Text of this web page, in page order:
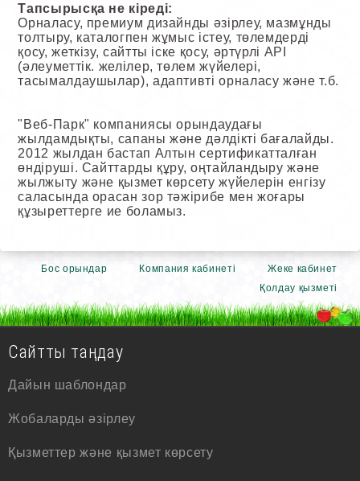
Тапсырысқа не кіреді:
Орналасу, премиум дизайнды әзірлеу, мазмұнды
толтыру, каталогпен жұмыс істеу, төлемдерді
қосу, жеткізу, сайтты іске қосу, әртүрлі API
(әлеуметтік. желілер, төлем жүйелері,
тасымалдаушылар), адаптивті орналасу және т.б.
"Веб-Парк" компаниясы орындаудағы
жылдамдықты, сапаны және дәлдікті бағалайды.
2012 жылдан бастап Алтын сертификатталған
өндіруші. Сайттарды құру, оңтайландыру және
жылжыту және қызмет көрсету жүйелерін енгізу
саласында орасан зор тәжірибе мен жоғары
құзыреттерге ие боламыз.
Бос орындар Компания кабинеті
Жеке кабинет
Қолдау қызметі
Сайтты таңдау
Дайын шаблондар
Жобаларды әзірлеу
Қызметтер және қызмет көрсету